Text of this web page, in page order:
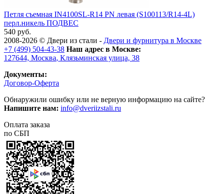
Петля съемная IN4100SL-R14 PN левая (S100113/R14-4L)
перл.никель ПОДВЕС
540 руб.
2008-2026 © Двери из стали - Двери и фурнитура в Москве
+7 (499) 504-43-38 Наш адрес в Москве:
127644, Москва, Клязьминская улица, 38
Документы:
Договор-Оферта
Обнаружили ошибку или не верную информацию на сайте?
Напишите нам: info@dveriizstali.ru
Оплата заказа
по СБП